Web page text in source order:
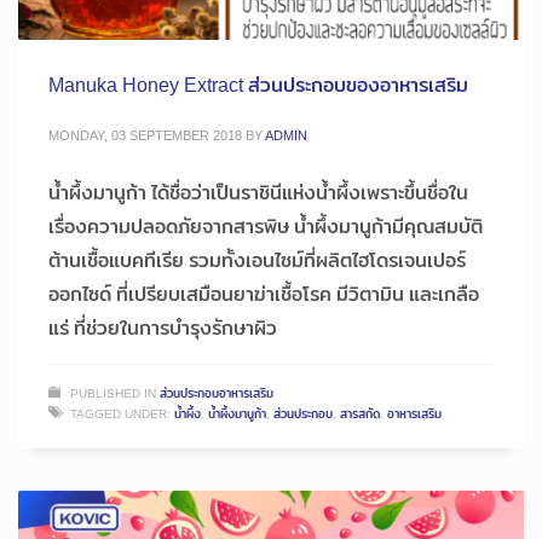
Manuka Honey Extract ส่วนประกอบของอาหารเสริม
MONDAY, 03 SEPTEMBER 2018 BYADMIN
น้ำผึ้งมานูก้า ได้ชื่อว่าเป็นราชินีแห่งน้ำผึ้งเพราะขึ้นชื่อใน
เรื่องความปลอดภัยจากสารพิษ น้ำผึ้งมานูก้ามีคุณสมบัติ
ต้านเชื้อแบคทีเรีย รวมทั้งเอนไซม์ที่ผลิตไฮโดรเจนเปอร์
ออกไซด์ ที่เปรียบเสมือนยาฆ่าเชื้อโรค มีวิตามิน และเกลือ
แร่ ที่ช่วยในการบำรุงรักษาผิว
PUBLISHED INส่วนประกอบอาหารเสริม
TAGGED UNDER: น้ำผึ้ง, น้ำผึ้งมานูก้า, ส่วนประกอบ, สารสกัด, อาหารเสริม